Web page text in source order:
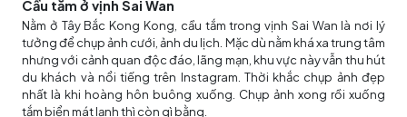
Cầu tắm ở vịnh Sai Wan
Nằm ở Tây Bắc Kong Kong, cầu tắm trong vịnh Sai Wan là nơi lý
tưởng để chụp ảnh cưới, ảnh du lịch. Mặc dù nằm khá xa trung tâm
nhưng với cảnh quan độc đáo, lãng mạn, khu vực này vẫn thu hút
du khách và nổi tiếng trên Instagram. Thời khắc chụp ảnh đẹp
nhất là khi hoàng hôn buông xuống. Chụp ảnh xong rồi xuống
tắm biển mát lạnh thì còn gì bằng.